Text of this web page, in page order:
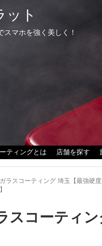
ット
スマホを強く美しく！
ティングとは 店舗を探す
ラスコーティング 埼玉【最強硬度
スコーティ